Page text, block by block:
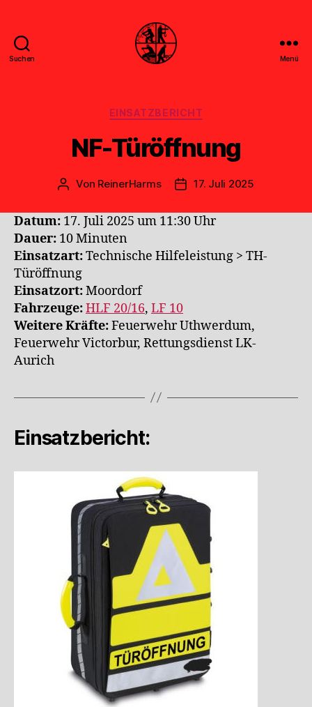
Suchen Menü
Kategorien
EINSATZBERICHT
NF-Türöffnung
Beitragsautor
Von ReinerHarms Veröffentlichungsdatum
17. Juli 2025
Datum: 17. Juli 2025 um 11:30 Uhr
Dauer: 10 Minuten
Einsatzart:Technische Hilfeleistung > TH-
Türöffnung
Einsatzort:Moordorf
Fahrzeuge:HLF 20/16, LF 10
Weitere Kräfte:Feuerwehr Uthwerdum,
Feuerwehr Victorbur, Rettungsdienst LK-
Aurich
Einsatzbericht: